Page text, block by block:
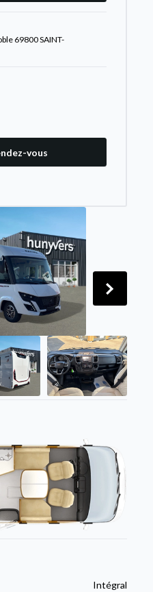
69800 SAINT-
vous
Intégral